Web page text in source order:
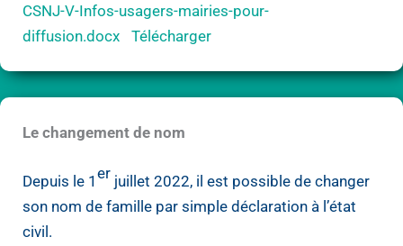
CSNJ-V-Infos-usagers-mairies-pour-
diffusion.docx
Télécharger
Le changement de nom
Depuis le 1 er juillet 2022, il est possible de changer
son nom de famille par simple déclaration à l’état
civil.